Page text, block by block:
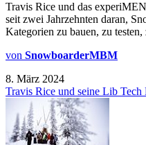
Travis Rice und das
seit zwei Jahrzehnten daran,
Kategorien zu bauen, zu
von SnowboarderMBM
8. März 2024
Travis Rice und seine Lib